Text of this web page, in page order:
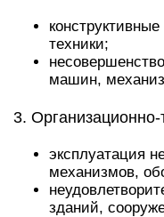
техники;
машин,
3. Организационно-
эксплуатация
механизмов,
зданий,